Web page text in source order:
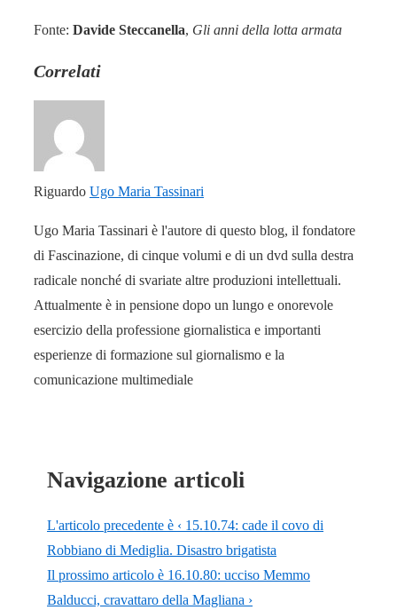
Fonte: Davide Steccanella, Gli anni della lotta armata
Correlati
Riguardo Ugo Maria Tassinari
Ugo Maria Tassinari è l'autore di questo blog, il fondatore
di Fascinazione, di cinque volumi e di un dvd sulla destra
radicale nonché di svariate altre produzioni intellettuali.
Attualmente è in pensione dopo un lungo e onorevole
esercizio della professione giornalistica e importanti
esperienze di formazione sul giornalismo e la
comunicazione multimediale
Navigazione articoli
L'articolo precedente è ‹ 15.10.74: cade il covo di
Robbiano di Mediglia. Disastro brigatista
Il prossimo articolo è 16.10.80: ucciso Memmo
Balducci, cravattaro della Magliana ›